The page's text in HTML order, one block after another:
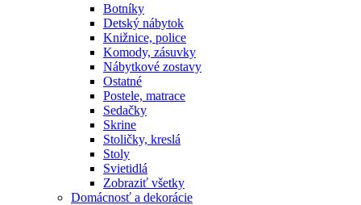
Botníky
Detský nábytok
Knižnice, police
Komody, zásuvky
Nábytkové zostavy
Ostatné
Postele, matrace
Sedačky
Skrine
Stoličky, kreslá
Stoly
Svietidlá
Zobraziť všetky
Domácnosť a dekorácie